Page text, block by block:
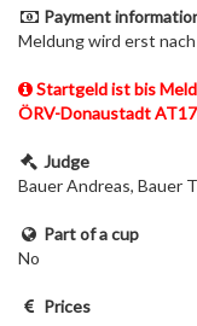
Payment
Meldung wird erst
Startgeld ist bis
ÖRV-Donaustadt
Judge
Bauer Andreas, Bauer
Part of a cup
No
Prices